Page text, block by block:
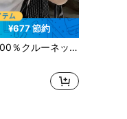
¥677 節約
リント半袖Tシャツ、女性用新作夏服、スタイリッシュなゆったりカジュアルトップス
快適な 女性用Tシャツ
快適な 女性用Tシャツ